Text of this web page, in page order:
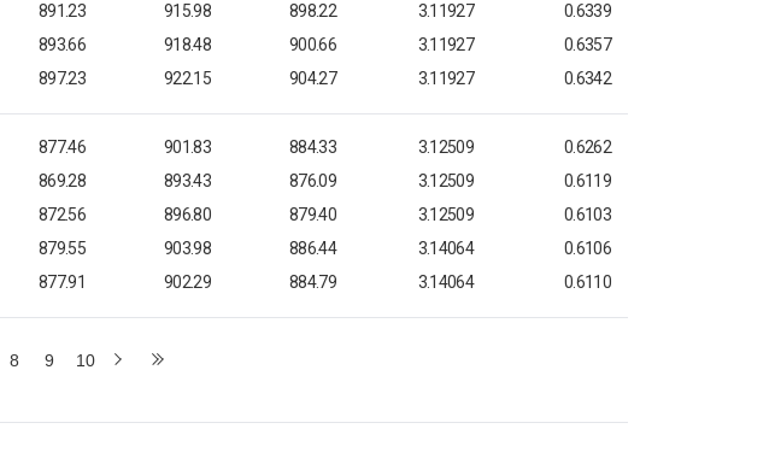
891.23 915.98 898.22 3.11927
0.6339
893.66 918.48 900.66 3.11927
0.6357
897.23 922.15 904.27 3.11927 0.6342
877.46 901.83 884.33 3.12509
0.6262
869.28 893.43 876.09 3.12509
0.6119
872.56 896.80 879.40 3.12509
0.6103
879.55 903.98 886.44 3.14064
0.6106
877.91 902.29 884.79 3.14064 0.6110
8 9 10